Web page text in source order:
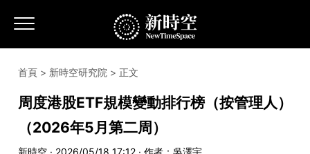
首頁 > 新時空研究院 > 正文
周度港股ETF規模變動排行榜（按管理人）
（2026年5月第二周）
新時空 · 2026/05/18 17:12 · 作者： 吳澤宇